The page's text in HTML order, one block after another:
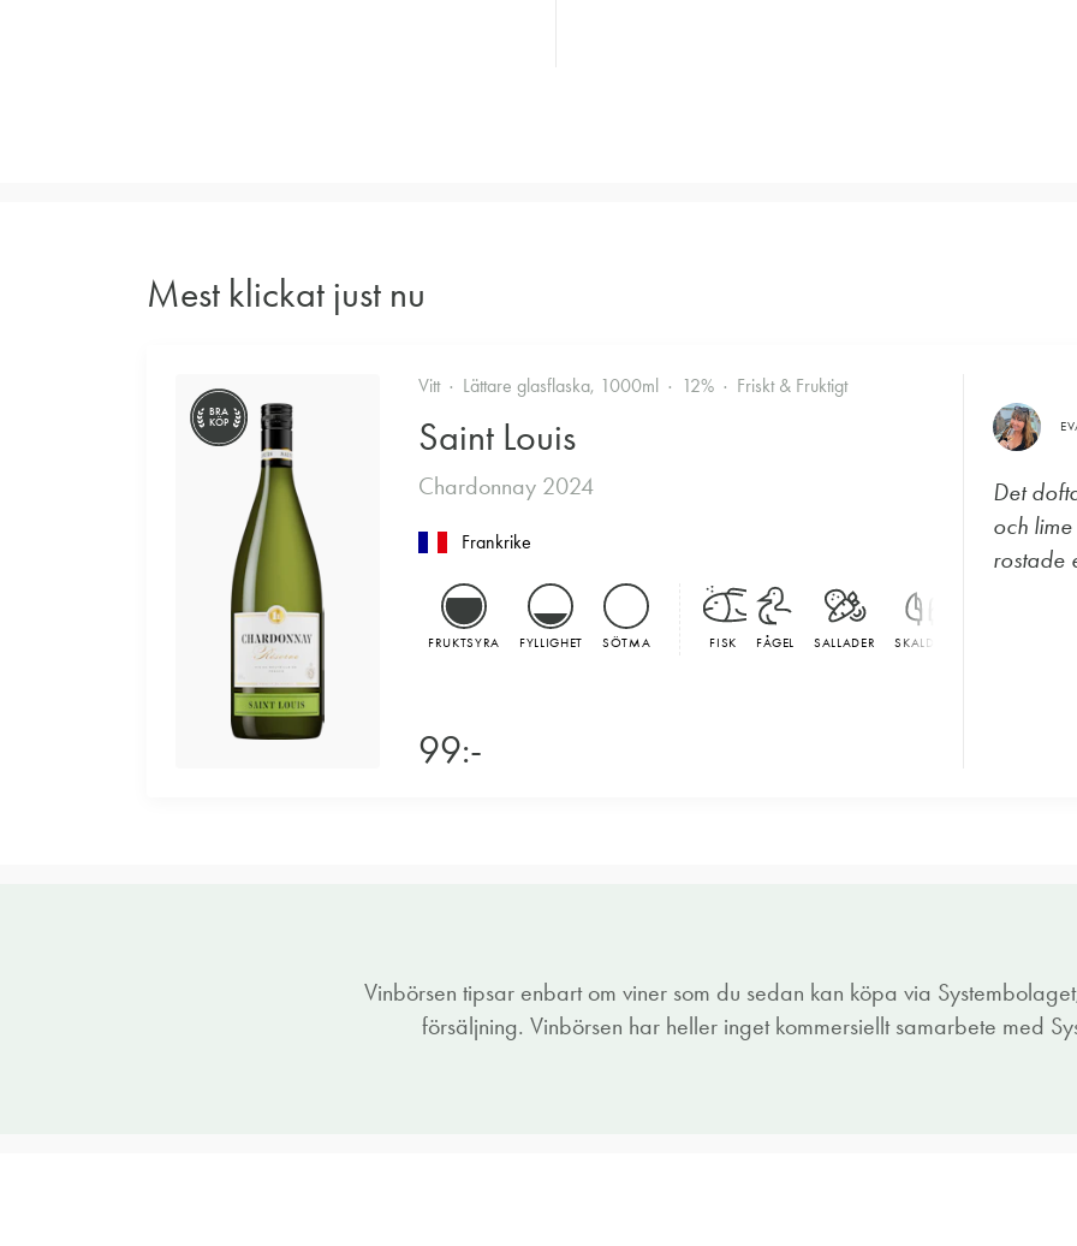
Mest klickat just nu
BRA
KÖP
Vitt Lättare glasflaska, 1000ml 12% Friskt & Fruktigt
Saint Louis
Chardonnay 2024
Frankrike
FRUKTSYRA FYLLIGHET SÖTMA FISK FÅGEL SALLADER SKALDJUR
99:-
Det
och
rostade
Vinbörsen tipsar enbart om viner som du sedan kan köpa via
försäljning. Vinbörsen har heller inget kommersiellt samarbete med